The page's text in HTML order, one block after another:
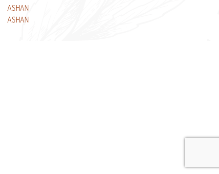
文
章
ASHAN
ASHAN